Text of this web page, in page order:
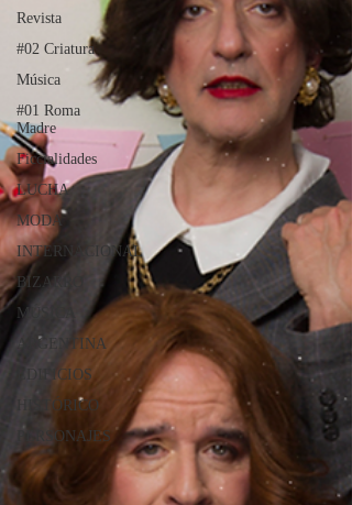
Revista
#02 Criatura
Música
#01 Roma
Madre
Ficcialidades
LUCHA
MODA
INTERNACIONAL
BIZARRO
MÚSICA
ARGENTINA
EDIFICIOS
HISTÓRICO
PERSONAJES